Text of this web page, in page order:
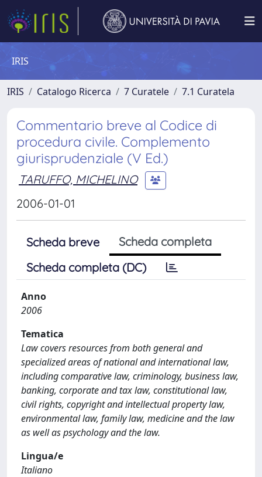
IRIS
IRIS Catalogo Ricerca 7 Curatele 7.1 Curatela
Commentario breve al Codice di
procedura civile. Complemento
giurisprudenziale (V Ed.)
TARUFFO, MICHELINO
2006-01-01
Scheda breve
Scheda completa
Scheda completa (DC)
Anno
2006
Tematica
Law covers resources from both general and
specialized areas of national and international law,
including comparative law, criminology, business law,
banking, corporate and tax law, constitutional law,
civil rights, copyright and intellectual property law,
environmental law, family law, medicine and the law
as well as psychology and the law.
Lingua/e
Italiano